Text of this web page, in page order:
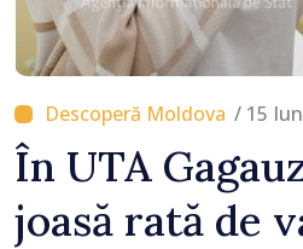
/ 15
În UTA
joasă rată de